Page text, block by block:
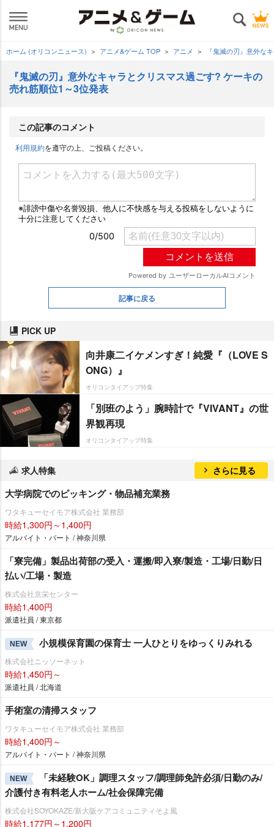
ホーム (オリコンニュース) アニメ&ゲーム TOP アニメ 『鬼滅の刃』意外な
『鬼滅の刃』意外なキャラとクリスマス過ごす? ケーキの
売れ筋順位1～3位発表
この記事のコメント
利用規約を遵守の上、ご投稿ください。
記事に戻る
PICK UP
向井康二イケメンすぎ！純愛『（LOVE S
ONG）』
オリコンタイアップ特集
「別班のよう」腕時計で『VIVANT』の世
界観再現
オリコンタイアップ特集
求人特集 さらに見る
大学病院でのピッキング・物品補充業務
ワタキューセイモア株式会社 業務部
時給1,300円～1,400円
アルバイト・パート / 神奈川県
「寮完備」製品出荷部の受入・運搬/即入寮/製造・工場/日勤/日
払い/工場・製造
株式会社京栄センター
時給1,400円
派遣社員 / 東京都
NEW 小規模保育園の保育士 一人ひとりをゆっくりみれる
株式会社ニッソーネット
時給1,450円～
派遣社員 / 北海道
手術室の清掃スタッフ
ワタキューセイモア株式会社 業務部
時給1,400円～
アルバイト・パート / 神奈川県
NEW
「未経験OK」調理スタッフ/調理師免許必須/日勤のみ/
介護付き有料老人ホーム/社会保障完備
株式会社SOYOKAZE/新大阪ケアコミュニティそよ風
時給1,177円～1,200円